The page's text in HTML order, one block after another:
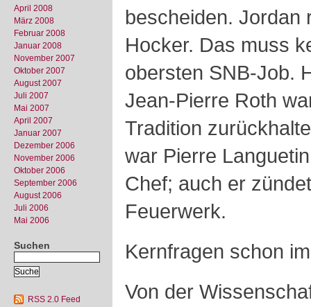
April 2008
März 2008
Februar 2008
Januar 2008
November 2007
Oktober 2007
August 2007
Juli 2007
Mai 2007
April 2007
Januar 2007
Dezember 2006
November 2006
Oktober 2006
September 2006
August 2006
Juli 2006
Mai 2006
Suchen
RSS 2.0 Feed
bescheiden. Jordan
Hocker. Das muss
obersten SNB-Job.
Jean-Pierre Roth
Tradition
war Pierre
Chef; auch er
Feuerwerk.
Kernfragen schon
Von der